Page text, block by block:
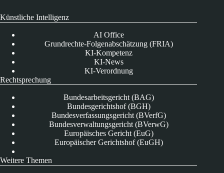
Künstliche Intelligenz
AI Office
Grundrechte-Folgenabschätzung (FRIA)
KI-Kompetenz
KI-News
KI-Verordnung
Rechtsprechung
Bundesarbeitsgericht (BAG)
Bundesgerichtshof (BGH)
Bundesverfassungsgericht (BVerfG)
Bundesverwaltungsgericht (BVerwG)
Europäisches Gericht (EuG)
Europäischer Gerichtshof (EuGH)
Weitere Themen